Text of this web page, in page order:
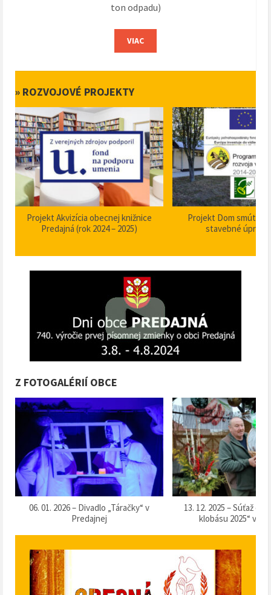
ton odpadu)
VIAC
» ROZVOJOVÉ PROJEKTY
Projekt Akvizícia obecnej knižnice
Predajná (rok 2024 – 2025)
Projekt Dom smútku
stavebné úpravy
Z FOTOGALÉRIÍ OBCE
06. 01. 2026 – Divadlo „Táračky“ v
Predajnej
13. 12. 2025 – Súťaž o
klobásu 2025“ v